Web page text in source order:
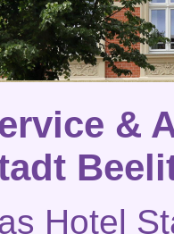
&
Hotel